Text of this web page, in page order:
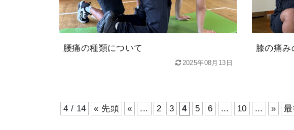
腰痛の種類について
2025年08月13日
膝の痛み
4 / 14 « 先頭 « ... 2 3 4 5 6 ... 10 ... »